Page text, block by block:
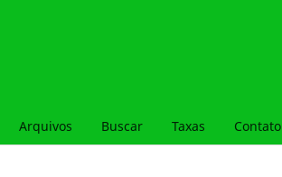
Arquivos Buscar Taxas Contato